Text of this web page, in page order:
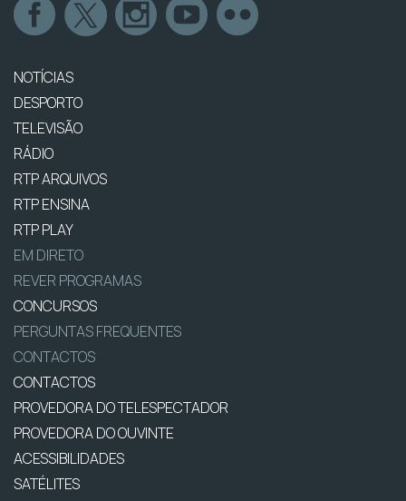
NOTÍCIAS
DESPORTO
TELEVISÃO
RÁDIO
RTP ARQUIVOS
RTP ENSINA
RTP PLAY
EM DIRETO
REVER PROGRAMAS
CONCURSOS
PERGUNTAS FREQUENTES
CONTACTOS
CONTACTOS
PROVEDORA DO TELESPECTADOR
PROVEDORA DO OUVINTE
ACESSIBILIDADES
SATÉLITES